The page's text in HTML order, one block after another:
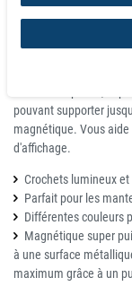
Les crochets aux
n'importe quelle salle
permettent aux élèves
pouvant supporter
magnétique. Vous
d'affichage.
Crochets lumineux et
Parfait pour les
Différentes couleurs
Magnétique super
à une surface
maximum grâce à un